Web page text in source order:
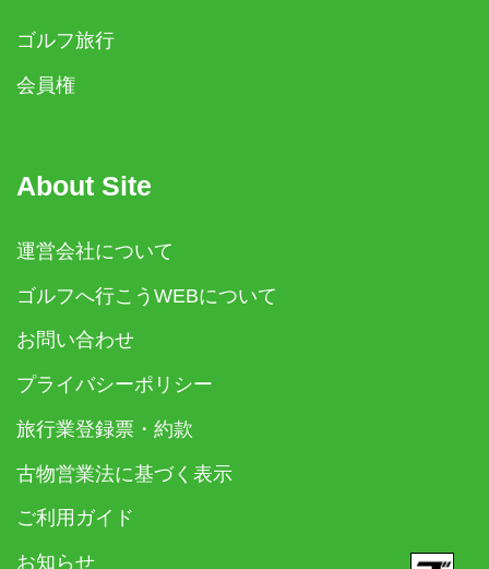
ゴルフ旅行
会員権
About Site
運営会社について
ゴルフへ行こうWEBについて
お問い合わせ
プライバシーポリシー
旅行業登録票・約款
古物営業法に基づく表示
ご利用ガイド
お知らせ